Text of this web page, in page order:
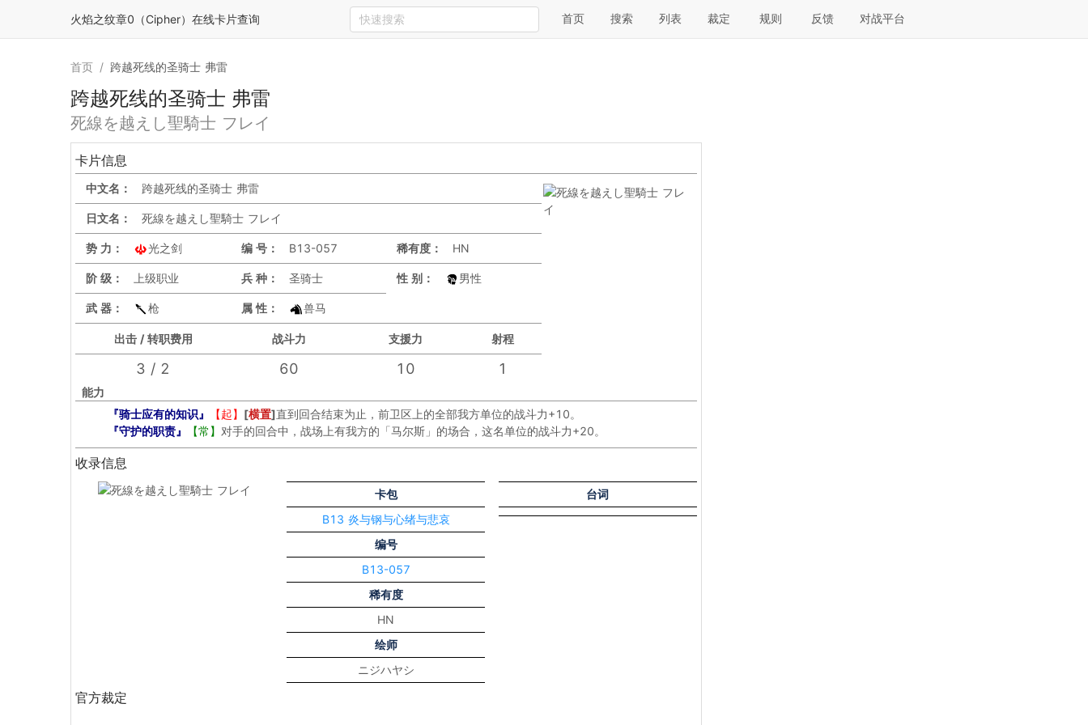
火焰之纹章0（Cipher）在线卡片查询 首页 搜索 列表 裁定 规则 反馈 对战平台
首页 / 跨越死线的圣骑士 弗雷
跨越死线的圣骑士 弗雷
死線を越えし聖騎士 フレイ
卡片信息
中文名： 跨越死线的圣骑士 弗雷
日文名： 死線を越えし聖騎士 フレイ
编 号： B13-057 稀有度： HN
势 力： 光之剑
阶 级： 上级职业 兵 种： 圣骑士 性 别： 男性
武 器： 枪 属 性： 兽马
出击 / 转职费用 战斗力 支援力 射程
3 / 2 60 10 1
能力
『骑士应有的知识』
【起】 [横置]直到回合结束为止，前卫区上的全部我方单位的战斗力+10。
『守护的职责』
【常】 对手的回合中，战场上有我方的「马尔斯」的场合，这名单位的战斗力+20。
收录信息
卡包
B13 炎与钢与心绪与悲哀
编号
B13-057
稀有度
HN
绘师
ニジハヤシ
台词
官方裁定